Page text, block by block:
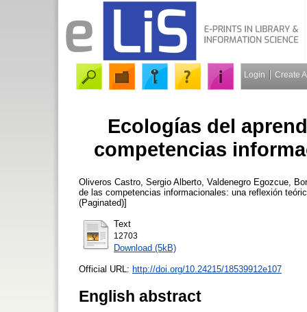
Login Create
Ecologías del
competencias
Oliveros Castro, Sergio Alberto Valdenegro Egozcue,
de las competencias informacionales: una reflexión
(Paginated)]
Text
12703
Download (5kB)
Official URL: http://doi.org/10.24215/18539912e107
English abstract